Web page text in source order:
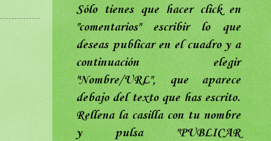
Sólo tienes que hacer click en
"comentarios"escribir lo que
deseas publicar en el cuadro y a
continuación elegir
"Nombre/URL",que aparece
debajo del texto que has escrito.
Rellena la casilla con tu nombre
y pulsa"PUBLICAR